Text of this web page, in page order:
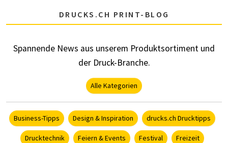
DRUCKS.CH PRINT-BLOG
Spannende News aus unserem Produktsortiment und
der Druck-Branche.
Alle Kategorien
Business-Tipps Design & Inspiration drucks.ch Drucktipps
Drucktechnik Feiern & Events Festival Freizeit